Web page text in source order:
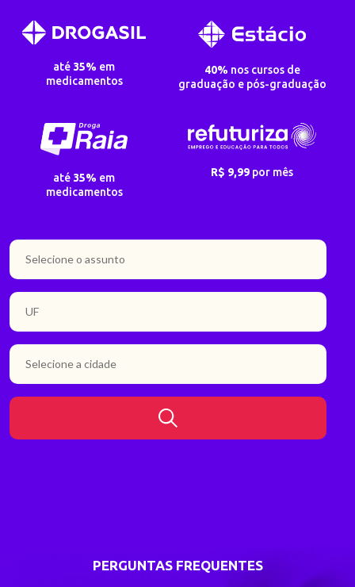
até 35% em
medicamentos
40% nos cursos de
graduação e pós-graduação
até 35% em
medicamentos
R$ 9,99 por mês
PERGUNTAS FREQUENTES